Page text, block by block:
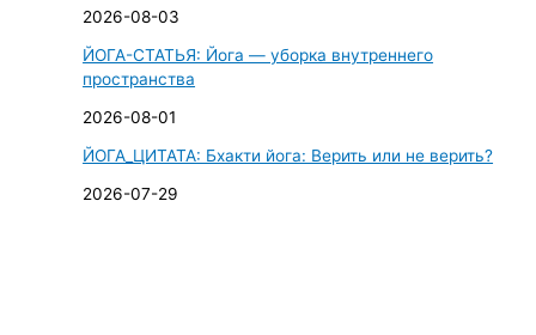
2026-08-03
ЙОГА-СТАТЬЯ: Йога — уборка внутреннего
пространства
2026-08-01
ЙОГА_ЦИТАТА: Бхакти йога: Верить или не верить?
2026-07-29